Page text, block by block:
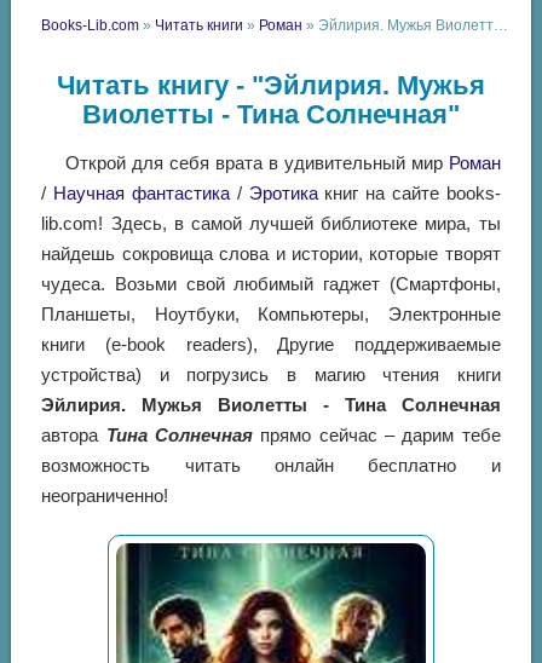
Books-Lib.com » Читать книги » Роман » Эйлирия. Мужья Виолетты - Тина Солнечная
Читать книгу - "Эйлирия. Мужья
Виолетты - Тина Солнечная"
Открой для себя врата в удивительный мир Роман
/ Научная фантастика / Эротикакниг на сайте books-
lib.com! Здесь, в самой лучшей библиотеке мира, ты
найдешь сокровища слова и истории, которые творят
чудеса. Возьми свой любимый гаджет (Смартфоны,
Планшеты, Ноутбуки, Компьютеры, Электронные
книги (e-book readers), Другие поддерживаемые
устройства) и погрузись в магию чтения книги
Эйлирия. Мужья Виолетты - Тина Солнечная
автора Тина Солнечная прямо сейчас – дарим тебе
возможность читать онлайн бесплатно и
неограниченно!